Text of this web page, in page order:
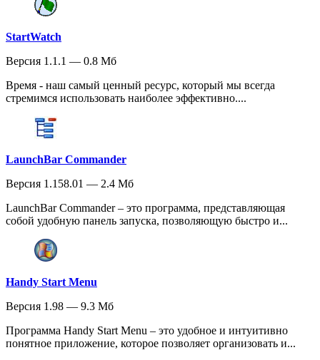
StartWatch
Версия 1.1.1 — 0.8 Мб
Время - наш самый ценный ресурс, который мы всегда
стремимся использовать наиболее эффективно....
LaunchBar Commander
Версия 1.158.01 — 2.4 Мб
LaunchBar Commander – это программа, представляющая
собой удобную панель запуска, позволяющую быстро и...
Handy Start Menu
Версия 1.98 — 9.3 Мб
Программа Handy Start Menu – это удобное и интуитивно
понятное приложение, которое позволяет организовать и...